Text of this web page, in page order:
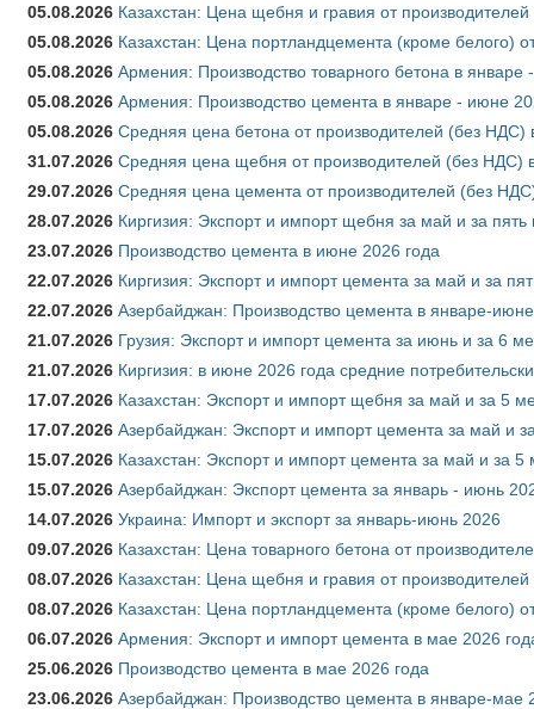
05.08.2026 Казахстан: Цена щебня и гравия от
05.08.2026 Казахстан: Цена портландцемента (кроме белого)
05.08.2026 Армения: Производство товарного бетона в январе
05.08.2026 Армения: Производство цемента в январе - июне
05.08.2026 Средняя цена бетона от производителей (без НДС)
31.07.2026 Средняя цена щебня от производителей (без НДС)
29.07.2026 Средняя цена цемента от производителей (без
28.07.2026 Киргизия: Экспорт и импорт щебня за май и за
23.07.2026 Производство цемента в июне 2026 года
22.07.2026 Киргизия: Экспорт и импорт цемента за май и за
22.07.2026 Азербайджан: Производство цемента в январе-
21.07.2026 Грузия: Экспорт и импорт цемента за июнь и за 6
21.07.2026 Киргизия: в июне 2026 года средние
17.07.2026 Казахстан: Экспорт и импорт щебня за май и за 5
17.07.2026 Азербайджан: Экспорт и импорт цемента за май и
15.07.2026 Казахстан: Экспорт и импорт цемента за май и за
15.07.2026 Азербайджан: Экспорт цемента за январь - июнь
14.07.2026 Украина: Импорт и экспорт за январь-июнь 2026
09.07.2026 Казахстан: Цена товарного бетона от
08.07.2026 Казахстан: Цена щебня и гравия от
08.07.2026 Казахстан: Цена портландцемента (кроме белого)
06.07.2026 Армения: Экспорт и импорт цемента в мае 2026
25.06.2026 Производство цемента в мае 2026 года
23.06.2026 Азербайджан: Производство цемента в январе-мае